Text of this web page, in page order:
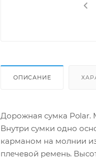
ОПИСАНИЕ
Дорожная сумка Polar.
Внутри сумки одно
карманом на молнии
плечевой ремень.